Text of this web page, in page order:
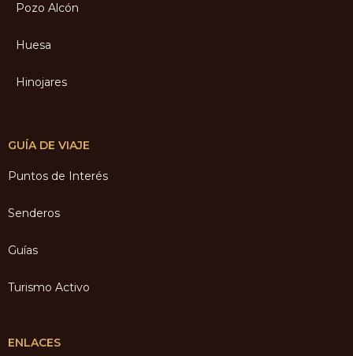
Pozo Alcón
Huesa
Hinojares
GUÍA DE VIAJE
Puntos de Interés
Senderos
Guías
Turismo Activo
ENLACES